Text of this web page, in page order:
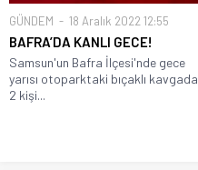
GÜNDEM 18 Aralık 2022 12:55
BAFRA’DA KANLI GECE!
Samsun'un Bafra İlçesi'nde gece
yarısı otoparktaki bıçaklı kavgada
2 kişi...